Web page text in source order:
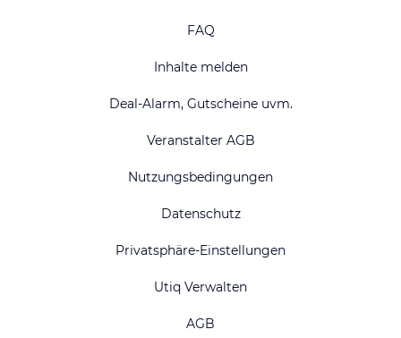
FAQ
Inhalte melden
Deal-Alarm, Gutscheine uvm.
Veranstalter AGB
Nutzungsbedingungen
Datenschutz
Privatsphäre-Einstellungen
Utiq Verwalten
AGB